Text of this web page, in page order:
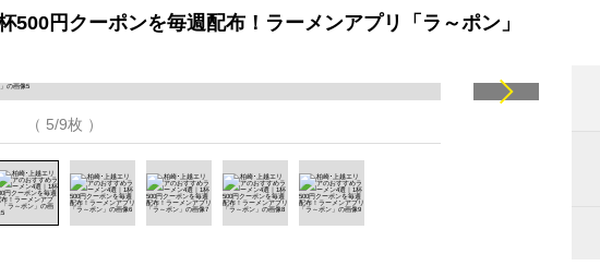
円クーポンを毎週配布！ラーメンアプリ「ラ～ポン」
（ 5/9枚 ）